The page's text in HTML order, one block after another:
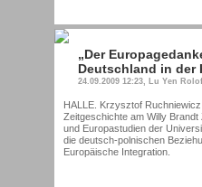
„Der
Deutschland in der
24.09.2009 12:23, Lu Yen
HALLE. Krzysztof
Zeitgeschichte am Willy
und Europastudien der
die deutsch-polnischen
Europäische Integration.